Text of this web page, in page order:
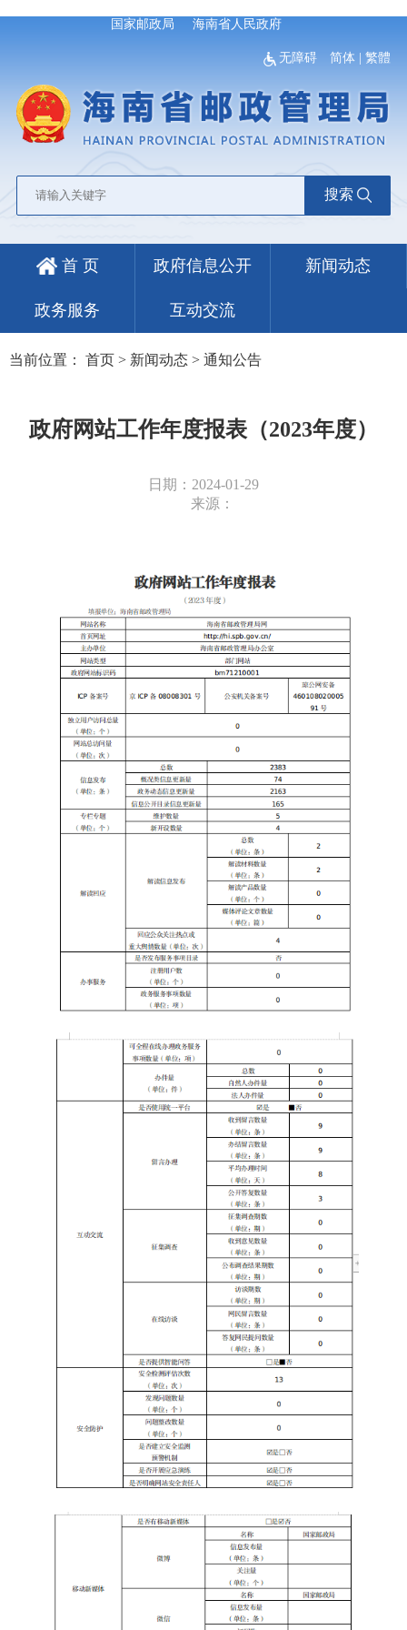
国家邮政局 海南省人民政府
无障碍 简体 |繁體
搜索
首 页 政府信息公开 新闻动态
政务服务 互动交流
当前位置： 首页 > 新闻动态 > 通知公告
政府网站工作年度报表（2023年度）
日期：2024-01-29
来源：